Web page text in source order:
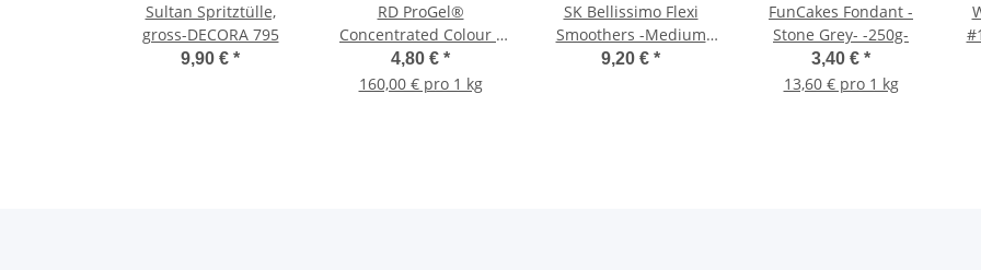
Sultan Spritztülle,
gross-DECORA 795
9,90 € *
RD ProGel®
Concentrated Colour -
Red
4,80 € *
160,00 € pro 1 kg
SK Bellissimo Flexi
Smoothers -Medium
Kuchen-
9,20 € *
FunCakes Fondant -
Stone Grey- -250g-
3,40 € *
13,60 € pro 1 kg